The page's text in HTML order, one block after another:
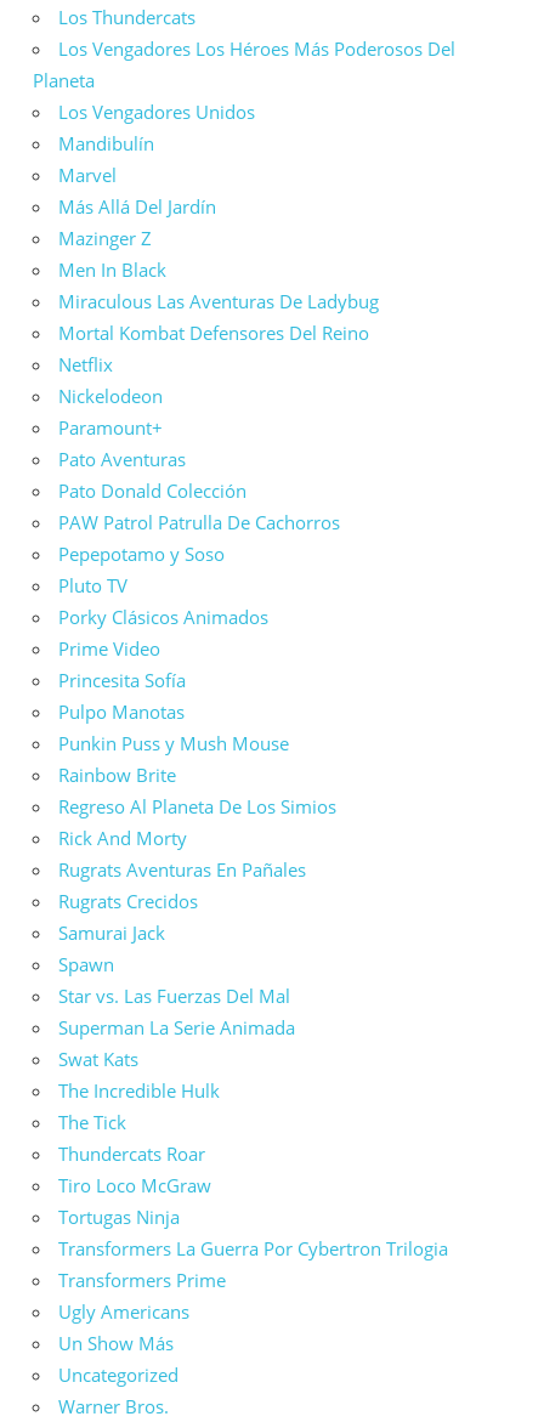
Los Thundercats
Los Vengadores Los Héroes Más Poderosos Del
Planeta
Los Vengadores Unidos
Mandibulín
Marvel
Más Allá Del Jardín
Mazinger Z
Men In Black
Miraculous Las Aventuras De Ladybug
Mortal Kombat Defensores Del Reino
Netflix
Nickelodeon
Paramount+
Pato Aventuras
Pato Donald Colección
PAW Patrol Patrulla De Cachorros
Pepepotamo y Soso
Pluto TV
Porky Clásicos Animados
Prime Video
Princesita Sofía
Pulpo Manotas
Punkin Puss y Mush Mouse
Rainbow Brite
Regreso Al Planeta De Los Simios
Rick And Morty
Rugrats Aventuras En Pañales
Rugrats Crecidos
Samurai Jack
Spawn
Star vs. Las Fuerzas Del Mal
Superman La Serie Animada
Swat Kats
The Incredible Hulk
The Tick
Thundercats Roar
Tiro Loco McGraw
Tortugas Ninja
Transformers La Guerra Por Cybertron Trilogia
Transformers Prime
Ugly Americans
Un Show Más
Uncategorized
Warner Bros.